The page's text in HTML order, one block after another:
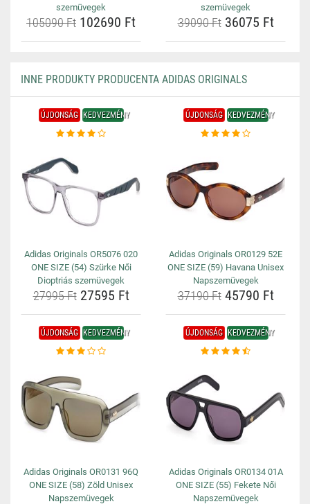
szemüvegek
105090 Ft 102690 Ft
szemüvegek
39090 Ft36075 Ft
INNE PRODUKTY PRODUCENTA ADIDAS ORIGINALS
ÚJDONSÁG KEDVEZMÉNY
Adidas Originals OR5076 020
ONE SIZE (54) Szürke Női
Dioptriás szemüvegek
27995 Ft27595 Ft
ÚJDONSÁG KEDVEZMÉNY
Adidas Originals OR0129 52E
ONE SIZE (59) Havana Unisex
Napszemüvegek
37190 Ft45790 Ft
ÚJDONSÁG KEDVEZMÉNY
Adidas Originals OR0131 96Q
ONE SIZE (58) Zöld Unisex
Napszemüvegek
ÚJDONSÁG KEDVEZMÉNY
Adidas Originals OR0134 01A
ONE SIZE (55) Fekete Női
Napszemüvegek